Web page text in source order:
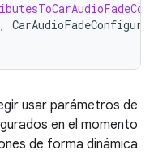
,
usar parámetros de
en el momento
de forma dinámica